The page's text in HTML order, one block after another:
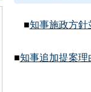
■知事施政方
■知事追加提案